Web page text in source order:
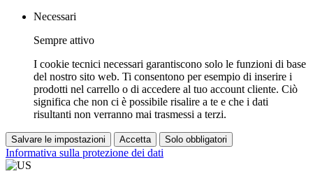
Necessari
Sempre attivo
I cookie tecnici necessari garantiscono solo le funzioni di base
del nostro sito web. Ti consentono per esempio di inserire i
prodotti nel carrello o di accedere al tuo account cliente. Ciò
significa che non ci è possibile risalire a te e che i dati
risultanti non verranno mai trasmessi a terzi.
Salvare le impostazioni Accetta Solo obbligatori
Informativa sulla protezione dei dati